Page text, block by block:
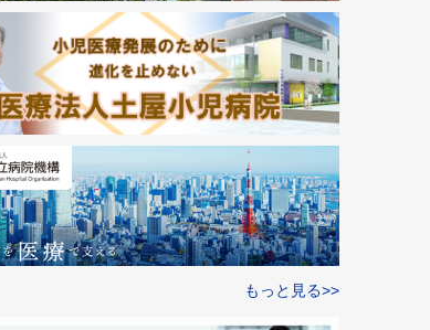
もっと見る>>